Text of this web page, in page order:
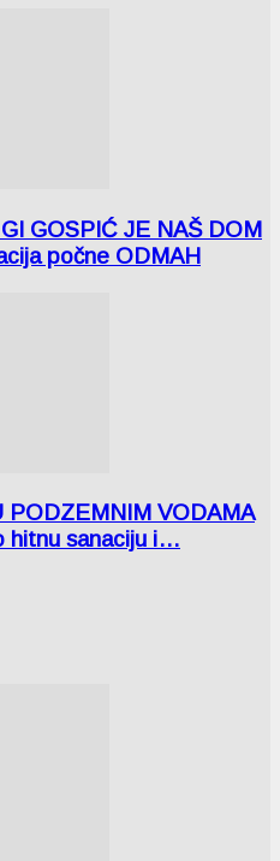
GOSPIĆ JE NAŠ DOM
počne ODMAH
PODZEMNIM VODAMA
hitnu sanaciju i…